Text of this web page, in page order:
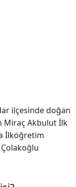
ilçesinde doğan
Miraç Akbulut İlk
İlköğretim